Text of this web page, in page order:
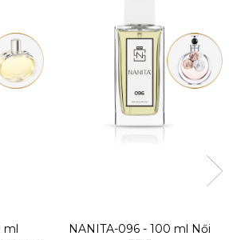
ml
NANITA-096 - 100 ml
Női